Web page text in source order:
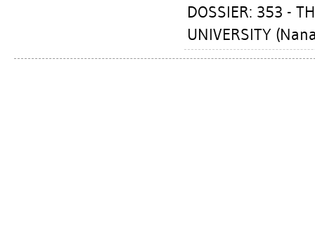
DOSSIER: 353 -
UNIVERSITY